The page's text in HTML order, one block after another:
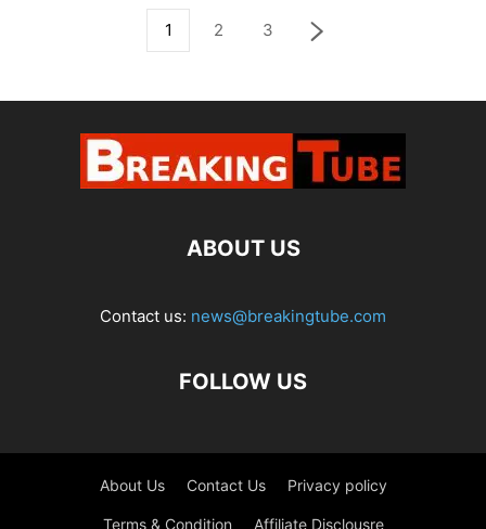
1 2 3
ABOUT US
Contact us: news@breakingtube.com
FOLLOW US
About Us Contact Us Privacy policy
Terms & Condition Affiliate Disclousre